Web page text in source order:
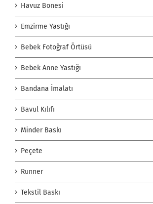
Havuz Bonesi
Emzirme Yastığı
Bebek Fotoğraf Örtüsü
Bebek Anne Yastığı
Bandana İmalatı
Bavul Kılıfı
Minder Baskı
Peçete
Runner
Tekstil Baskı